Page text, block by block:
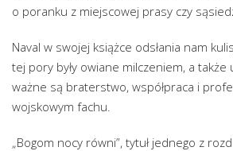
o poranku z miejscowej prasy czy
Naval w swojej książce odsłania nam
tej pory były owiane milczeniem, a także
ważne są braterstwo, współpraca i
wojskowym fachu.
„Bogom nocy równi”, tytuł jednego z